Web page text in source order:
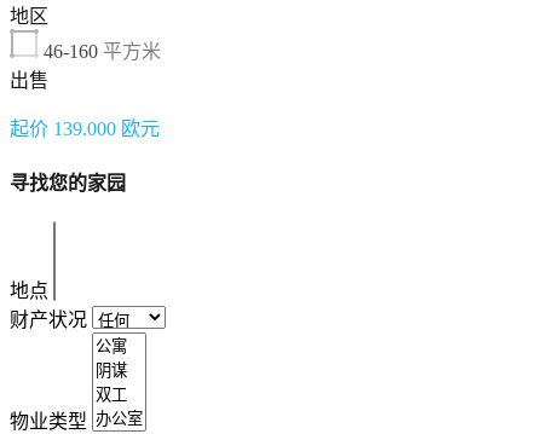
地区
46-160 平方米
出售
起价 139.000 欧元
寻找您的家园
地点
财产状况
物业类型